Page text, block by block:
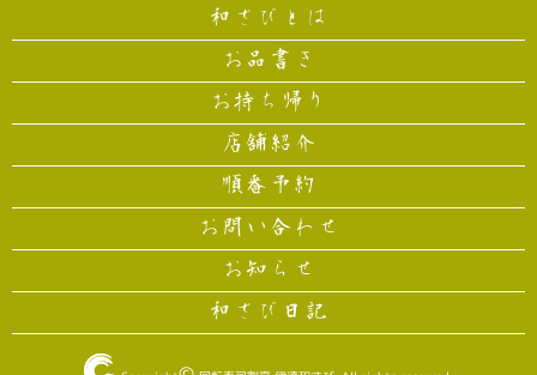
和さびとは
お品書き
お持ち帰り
店舗紹介
順番予約
お問い合わせ
お知らせ
和さび日記